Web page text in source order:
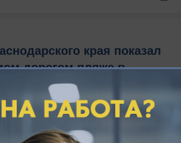
края показал
дорогом пляже в
на пляже Краснодарского края
в 6 тысяч рублей